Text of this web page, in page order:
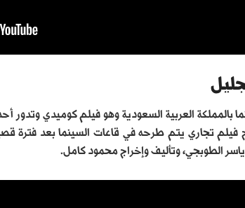
بالمملكة العربية السعودية وهو فيلم كوميدي
فيلم تجاري يتم طرحه في قاعات السينما بعد فترة
الطوبجي، وتأليف وإخراج محمود كامل.